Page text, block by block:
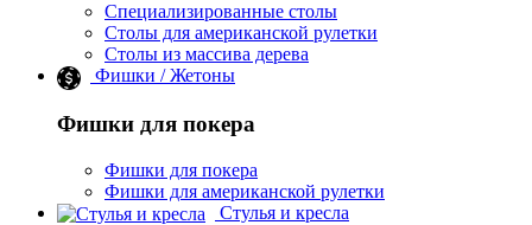
Специализированные столы
Столы для американской рулетки
Столы из массива дерева
Фишки / Жетоны
Фишки для покера
Фишки для покера
Фишки для американской рулетки
Стулья и кресла